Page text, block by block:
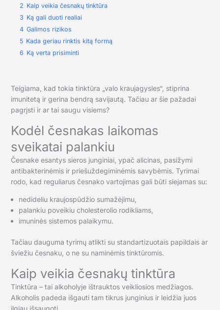
2 Kaip veikia česnakų tinktūra
3 Ką gali duoti realiai
4 Galimos rizikos
5 Kada geriau rinktis kitą formą
6 Ką verta prisiminti
Teigiama, kad tokia tinktūra „valo kraujagysles“, stiprina
imunitetą ir gerina bendrą savijautą. Tačiau ar šie pažadai
pagrįsti ir ar tai saugu visiems?
Kodėl česnakas laikomas
sveikatai palankiu
Česnake esantys sieros junginiai, ypač alicinas, pasižymi
antibakterinėmis ir priešuždegiminėmis savybėmis. Tyrimai
rodo, kad reguliarus česnako vartojimas gali būti siejamas su:
nedideliu kraujospūdžio sumažėjimu,
palankiu poveikiu cholesterolio rodikliams,
imuninės sistemos palaikymu.
Tačiau dauguma tyrimų atlikti su standartizuotais papildais ar
šviežiu česnaku, o ne su naminėmis tinktūromis.
Kaip veikia česnakų tinktūra
Tinktūra – tai alkoholyje ištrauktos veikliosios medžiagos.
Alkoholis padeda išgauti tam tikrus junginius ir leidžia juos
ilgiau išsaugoti.